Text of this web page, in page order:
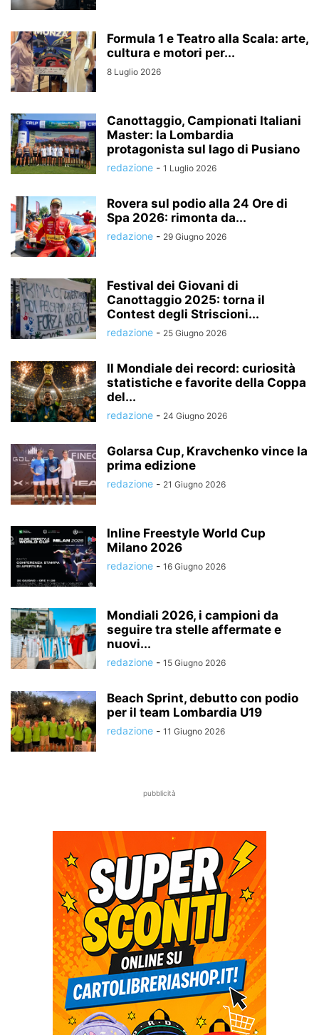
Formula 1 e Teatro alla Scala: arte,
cultura e motori per...
8 Luglio 2026
Canottaggio, Campionati Italiani
Master: la Lombardia
protagonista sul lago di Pusiano
redazione - 1 Luglio 2026
Rovera sul podio alla 24 Ore di
Spa 2026: rimonta da...
redazione - 29 Giugno 2026
Festival dei Giovani di
Canottaggio 2025: torna il
Contest degli Striscioni...
redazione - 25 Giugno 2026
Il Mondiale dei record: curiosità
statistiche e favorite della Coppa
del...
redazione - 24 Giugno 2026
Golarsa Cup, Kravchenko vince la
prima edizione
redazione - 21 Giugno 2026
Inline Freestyle World Cup
Milano 2026
redazione - 16 Giugno 2026
Mondiali 2026, i campioni da
seguire tra stelle affermate e
nuovi...
redazione - 15 Giugno 2026
Beach Sprint, debutto con podio
per il team Lombardia U19
redazione - 11 Giugno 2026
pubblicità